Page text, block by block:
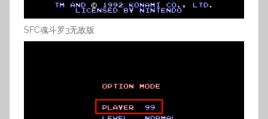
SFC魂斗罗3无敌版